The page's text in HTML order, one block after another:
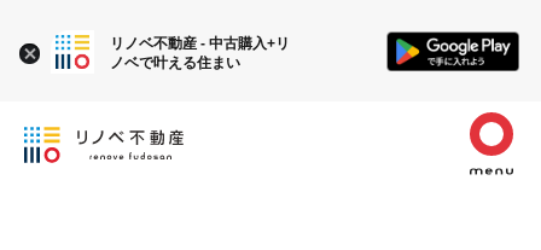
リノベ不動産 - 中古購入+リ
ノベで叶える住まい